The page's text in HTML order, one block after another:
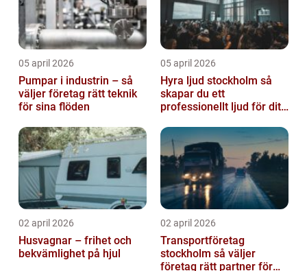
05 april 2026
Pumpar i industrin – så
väljer företag rätt teknik
för sina flöden
05 april 2026
Hyra ljud stockholm så
skapar du ett
professionellt ljud för ditt
02 april 2026
Husvagnar – frihet och
bekvämlighet på hjul
02 april 2026
Transportföretag
stockholm så väljer
företag rätt partner för